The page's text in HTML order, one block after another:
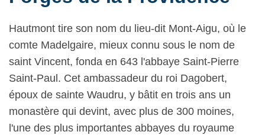
Hautmont tire son nom du lieu-dit Mont-Aigu, où le
comte Madelgaire, mieux connu sous le nom de
saint Vincent, fonda en 643 l'abbaye Saint-Pierre
Saint-Paul. Cet ambassadeur du roi Dagobert,
époux de sainte Waudru, y bâtit en trois ans un
monastère qui devint, avec plus de 300 moines,
l'une des plus importantes abbayes du royaume